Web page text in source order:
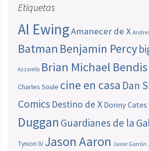
Etiquetas
Al EwingAmanecer de X
Batman Benjamin Percy
Azzarello Brian Michael Bendis
Charles Soule cine en casa Dan
Comics Destino de X Donny Cates
Duggan Guardianes de la
Tynion IV Jason Aaron Javier Garrón